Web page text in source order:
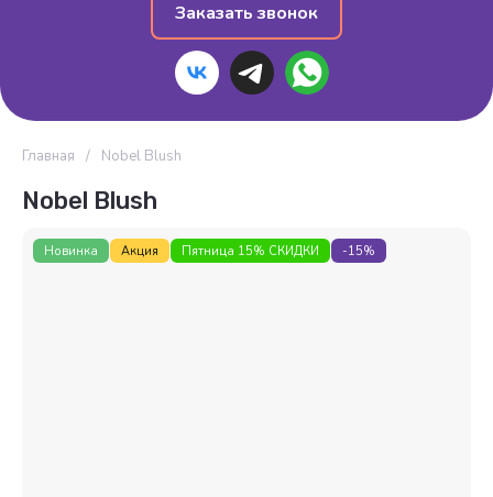
Заказать звонок
Главная / Nobel Blush
Nobel Blush
Новинка Акция Пятница 15% СКИДКИ -15%